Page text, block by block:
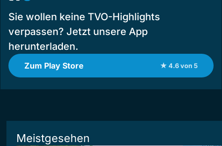
Sie wollen keine TVO-Highlights
verpassen? Jetzt unsere App
herunterladen.
Zum Play Store ★ 4.6 von 5
Meistgesehen